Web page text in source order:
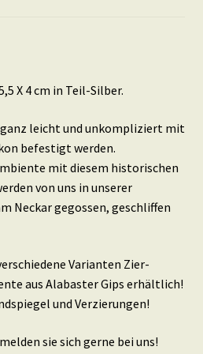
X 4 cm in Teil-Silber.
leicht und unkompliziert mit
befestigt werden.
mit diesem historischen
von uns in unserer
Neckar gegossen, geschliffen
Varianten Zier-
aus Alabaster Gips erhältlich!
und Verzierungen!
sie sich gerne bei uns!